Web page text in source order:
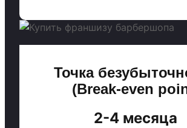
Точка
(Break-even
2-4 месяца